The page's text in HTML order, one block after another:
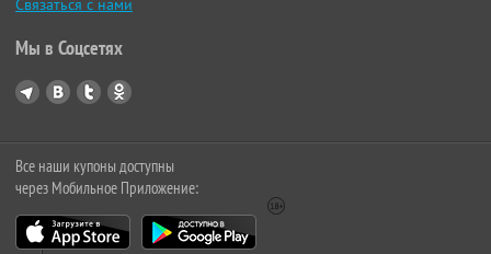
Связаться с нами
Мы в Соцсетях
Все наши купоны доступны
через Мобильное Приложение: